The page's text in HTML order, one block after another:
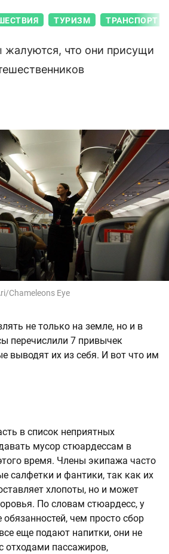
ТУРИЗМ ТРАНСПОРТ
жалуются, что они присущи
Chameleons Eye
не только на земле, но и в
перечислили 7 привычек
выводят их из себя. И вот что им
в список неприятных
мусор стюардессам в
время. Члены экипажа часто
салфетки и фантики, так как их
хлопоты, но и может
По словам стюардесс, у
чем просто сбор
еще подают напитки, они не
отходами пассажиров,